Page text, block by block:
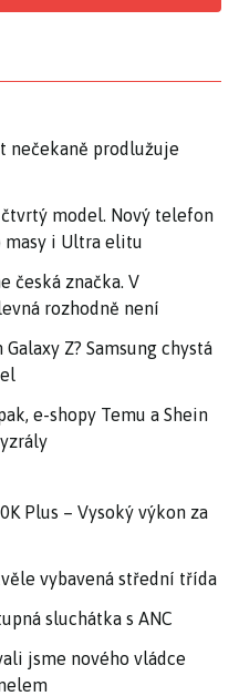
nečekaně prodlužuje
čtvrtý model. Nový telefon
i Ultra elitu
česká značka. V
rozhodně není
Z? Samsung chystá
e-shopy Temu a Shein
Plus – Vysoký výkon za
vybavená střední třída
sluchátka s ANC
jsme nového vládce